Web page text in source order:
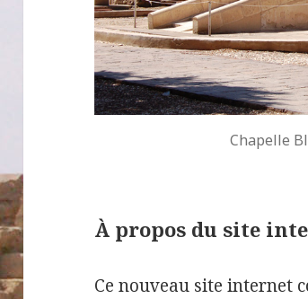
Chapelle
À propos du site
Ce nouveau site internet